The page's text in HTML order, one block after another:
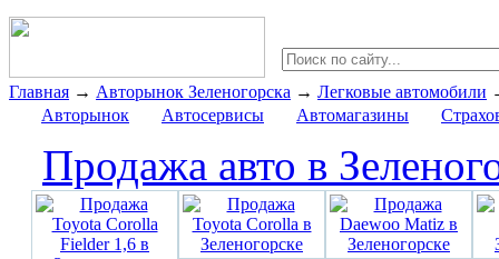
Главная → Авторынок Зеленогорска → Легковые автомобили
Авторынок
Автосервисы Автомагазины
Продажа авто в